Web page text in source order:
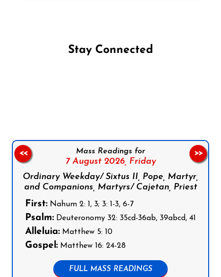
Stay Connected
Mass Readings for
7 August 2026, Friday
Ordinary Weekday/ Sixtus II, Pope, Martyr,
and Companions, Martyrs/ Cajetan, Priest
First: Nahum 2: 1, 3; 3: 1-3, 6-7
Psalm: Deuteronomy 32: 35cd-36ab, 39abcd, 41
Alleluia: Matthew 5: 10
Gospel: Matthew 16: 24-28
FULL MASS READINGS
<< >>